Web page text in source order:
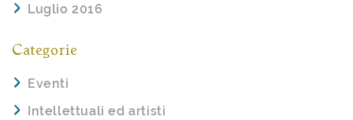
Luglio 2016
Categorie
Eventi
Intellettuali ed artisti